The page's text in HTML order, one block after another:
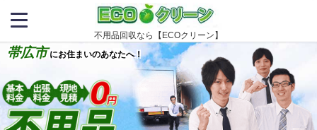
不用品回収なら【ECOクリーン】
帯広市 にお住まいのあなたへ！